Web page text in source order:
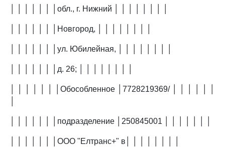
│ │ │ │ │ │ │обл., г. Нижний │ │ │ │ │ │ │ │
│ │ │ │ │ │ │Новгород, │ │ │ │ │ │ │ │
│ │ │ │ │ │ │ул. Юбилейная, │ │ │ │ │ │ │ │
│ │ │ │ │ │ │д. 26; │ │ │ │ │ │ │ │
│ │ │ │ │ │ │Обособленное │7728219369/ │ │ │ │ │ │
│ │ │ │ │ │ │подразделение │250845001 │ │ │ │ │ │ │
│ │ │ │ │ │ │ООО "Елтранс+" в│ │ │ │ │ │ │ │